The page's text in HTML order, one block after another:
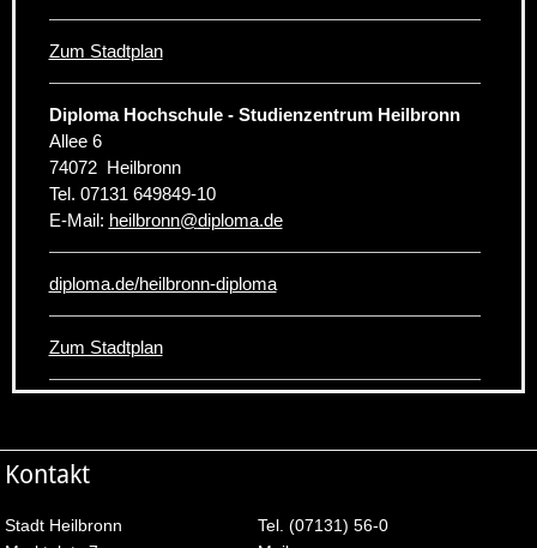
Zum Stadtplan
Diploma Hochschule - Studienzentrum Heilbronn
Allee 6
74072 Heilbronn
Tel. 07131 649849-10
E-Mail: heilbronn@diploma.de
diploma.de/heilbronn-diploma
Zum Stadtplan
Kontakt
Stadt Heilbronn
Tel. (07131) 56-0